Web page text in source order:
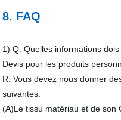
8. FAQ
1) Q: Quelles informations
Devis pour les produits
R: Vous devez nous donner
suivantes:
(A)Le tissu matériau et de son